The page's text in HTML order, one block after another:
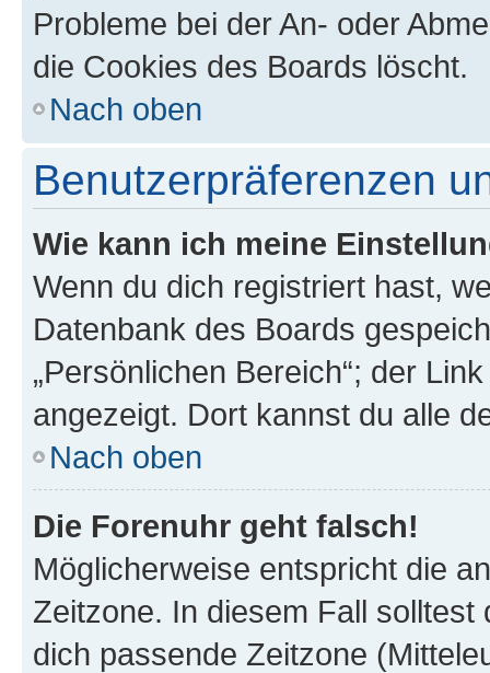
Probleme bei der An- oder
die Cookies des Boards löscht.
Nach oben
Benutzerpräferenzen
Wie kann ich meine
Wenn du dich registriert hast,
Datenbank des Boards
„Persönlichen Bereich“; der
angezeigt. Dort kannst du alle
Nach oben
Die Forenuhr geht falsch!
Möglicherweise entspricht die
Zeitzone. In diesem Fall solltest
dich passende Zeitzone